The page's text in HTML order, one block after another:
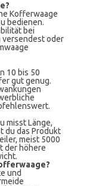
Kofferwaage
bedienen.
bei
versendest oder
10 bis 50
gut genug.
misst Länge,
du das Produkt
meist 5000
der höhere
und